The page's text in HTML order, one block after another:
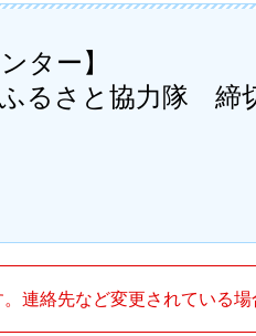
ター】
るさと協力隊 締
連絡先など変更されている場